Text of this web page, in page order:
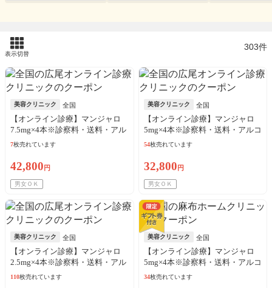
表示切替
303件
美容クリニック 全国
【オンライン診療】マンジャロ
7.5mg×4本※診察料・送料・アル
コール綿込
7枚売れています
42,800 円
男女ＯＫ
美容クリニック 全国
【オンライン診療】マンジャロ
5mg×4本※診察料・送料・アルコ
ール綿込
54枚売れています
32,800 円
男女ＯＫ
美容クリニック 全国
【オンライン診療】マンジャロ
2.5mg×4本※診察料・送料・アル
コール綿込
110枚売れています
美容クリニック 全国
【オンライン診療】マンジャロ
5mg×4本※診察料・送料・アルコ
ール綿込／リピート可
34枚売れています